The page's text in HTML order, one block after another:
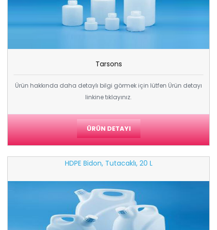
Tarsons
Ürün hakkında daha detaylı bilgi görmek için lütfen Ürün detayı
linkine tıklayınız.
ÜRÜN DETAYI
HDPE Bidon, Tutacaklı, 20 L